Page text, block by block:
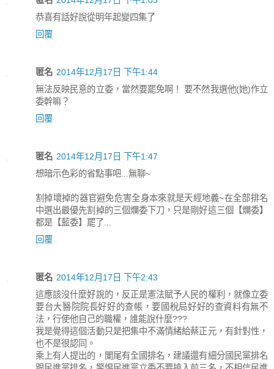
恭喜有話好說從明年起變四集了
回覆
匿名 2014年12月17日 下午1:44
無法反映民意的立委，當然要罷免啊！ 要不然我選他(她)作立
委幹嘛？
回覆
匿名 2014年12月17日 下午1:47
想暗示色彩的省點事吧...無聊~
割掉壞掉的器官避免危害全身本來就是天經地義~在全部排名
中選出最優先割掉的三個爛委下刀，只是剛好這三個【爛委】
都是【藍委】罷了...
回覆
匿名 2014年12月17日 下午2:43
這應該沒什麼好說的，反正是憲法賦予人民的權利，就像立委
要台大醫院院長好好的查帳，要國稅局好好的查資料有無不
法，行使他自己的職權，誰能說什麼???
我是覺得這個活動只是把集中不滿情緒給蔡正元，有針對性，
也不是很認同。
乘上有人提出的，闌尾有全國排名，建議還有細分國民黨排名